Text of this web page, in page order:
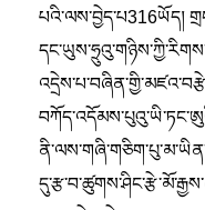
པའི་ལས་བྱེད་པ316ཡོད།